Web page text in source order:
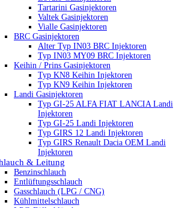
Tartarini Gasinjektoren
Valtek Gasinjektoren
Vialle Gasinjektoren
BRC Gasinjektoren
Alter Typ IN03 BRC Injektoren
Typ IN03 MY09 BRC Injektoren
Keihin / Prins Gasinjektoren
Typ KN8 Keihin Injektoren
Typ KN9 Keihin Injektoren
Landi Gasinjektoren
Typ GI-25 ALFA FIAT LANCIA Landi
Injektoren
Typ GI-25 Landi Injektoren
Typ GIRS 12 Landi Injektoren
Typ GIRS Renault Dacia OEM Landi
Injektoren
& Leitung
Benzinschlauch
Entlüftungsschlauch
Gasschlauch (LPG / CNG)
Kühlmittelschlauch